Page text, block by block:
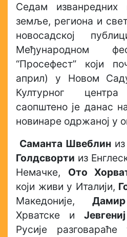
Седам
земље, региона и
новосадској
Међународном
“Просефест” који
април) у Новом
Културног
саопштено је данас
новинаре одржаној у
Саманта Швеблин
Голдсворти из
Немачке, Ото
који живи у Италији,
Македоније,
Хрватске и
Русије